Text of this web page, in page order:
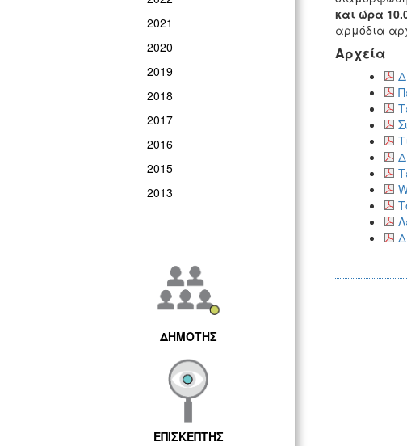
2021
2020
2019
2018
2017
2016
2015
2013
ΔΗΜΟΤΗΣ
ΕΠΙΣΚΕΠΤΗΣ
και ώρα
αρμόδια
Αρχεία